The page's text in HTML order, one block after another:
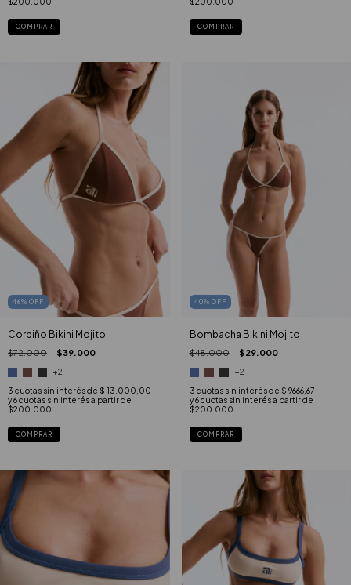
COMPRAR COMPRAR
46% OFF
Corpiño Bikini Mojito
$72.000 $39.000
+2
3 cuotas sin interés de $ 13.000,00
COMPRAR
40% OFF
Bombacha Bikini Mojito
$48.000 $29.000
+2
3 cuotas sin interés de $ 9666,67
COMPRAR